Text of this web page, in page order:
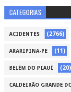
CATEGORIAS
ACIDENTES (2766)
ARARIPINA-PE (11)
BELÉM DO PIAUÍ (20)
CALDEIRÃO GRANDE